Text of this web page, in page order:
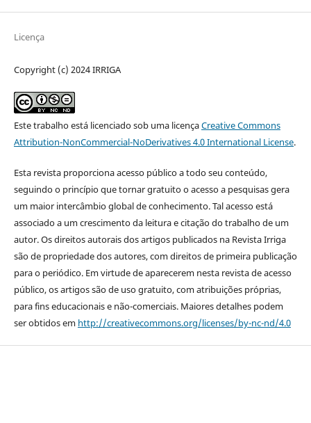
Licença
Copyright (c) 2024 IRRIGA
Este trabalho está licenciado sob uma licençaCreative Commons
Attribution-NonCommercial-NoDerivatives 4.0 International License.
Esta revista proporciona acesso público a todo seu conteúdo,
seguindo o princípio que tornar gratuito o acesso a pesquisas gera
um maior intercâmbio global de conhecimento. Tal acesso está
associado a um crescimento da leitura e citação do trabalho de um
autor. Os direitos autorais dos artigos publicados na Revista Irriga
são de propriedade dos autores, com direitos de primeira publicação
para o periódico. Em virtude de aparecerem nesta revista de acesso
público, os artigos são de uso gratuito, com atribuições próprias,
para fins educacionais e não-comerciais. Maiores detalhes podem
ser obtidos em http://creativecommons.org/licenses/by-nc-nd/4.0